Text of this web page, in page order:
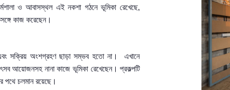
ও আবাসস্থলএই নকশা গঠনে ভূমিকা রেখেছে,
কাজ করেছেন।
সক্রিয় অংশগ্রহণ ছাড়া সম্ভব হতো না ।
এখানে
আয়োজনসহ নানা কাজে ভূমিকা রেখেছেন।প্রকল্পটি
পথে চলমানরয়েছে।